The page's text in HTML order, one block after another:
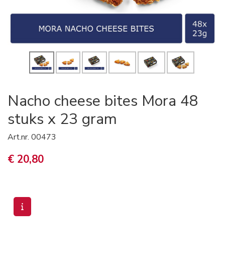
Nacho cheese bites Mora 48
stuks x 23 gram
Art.nr. 00473
€ 20,80